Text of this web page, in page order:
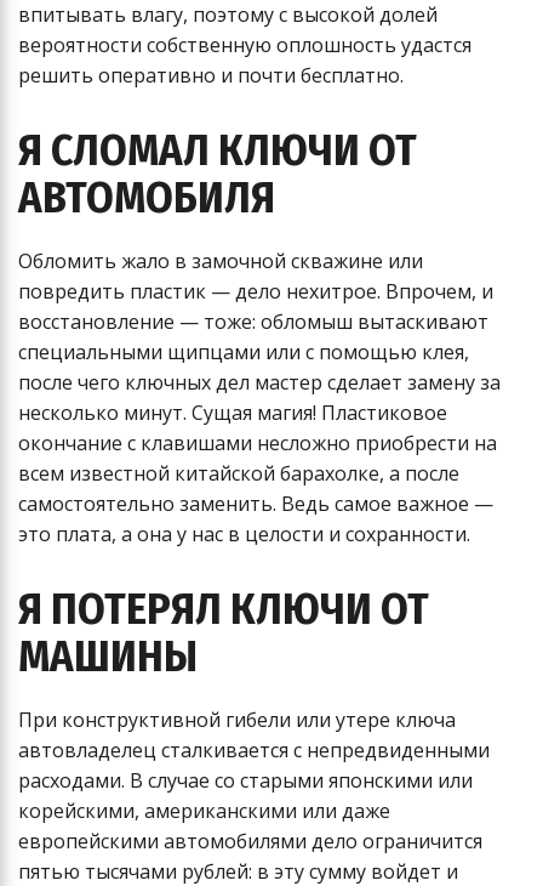
впитывать влагу, поэтому с высокой долей
вероятности собственную оплошность удастся
решить оперативно и почти бесплатно.
Я СЛОМАЛ КЛЮЧИ ОТ
АВТОМОБИЛЯ
Обломить жало в замочной скважине или
повредить пластик — дело нехитрое. Впрочем, и
восстановление — тоже: обломыш вытаскивают
специальными щипцами или с помощью клея,
после чего ключных дел мастер сделает замену за
несколько минут. Сущая магия! Пластиковое
окончание с клавишами несложно приобрести на
всем известной китайской барахолке, а после
самостоятельно заменить. Ведь самое важное —
это плата, а она у нас в целости и сохранности.
Я ПОТЕРЯЛ КЛЮЧИ ОТ
МАШИНЫ
При конструктивной гибели или утере ключа
автовладелец сталкивается с непредвиденными
расходами. В случае со старыми японскими или
корейскими, американскими или даже
европейскими автомобилями дело ограничится
пятью тысячами рублей: в эту сумму войдет и